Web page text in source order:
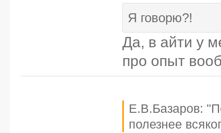
Я говорю?!
Да, в айти у
про опыт
Е.В.Базаров:
полезнее